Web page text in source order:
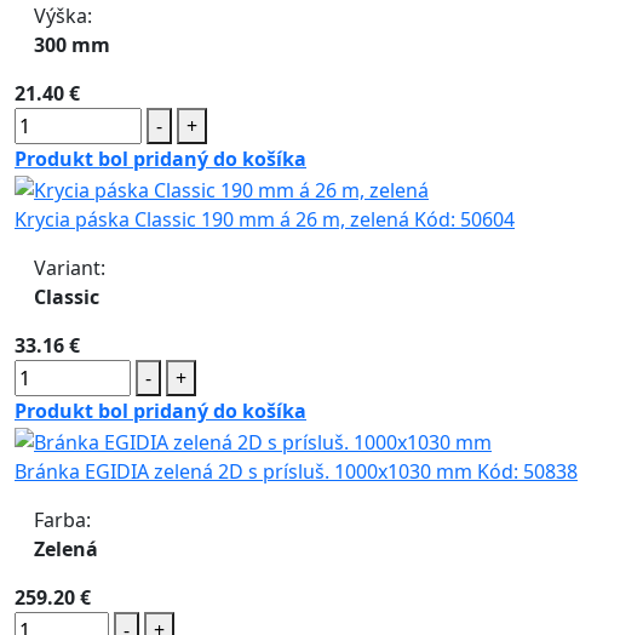
Výška:
300 mm
21.40 €
-
+
Produkt bol pridaný do košíka
Krycia páska Classic 190 mm á 26 m, zelená Kód: 50604
Variant:
Classic
33.16 €
-
+
Produkt bol pridaný do košíka
Bránka EGIDIA zelená 2D s prísluš. 1000x1030 mm Kód: 50838
Farba:
Zelená
259.20 €